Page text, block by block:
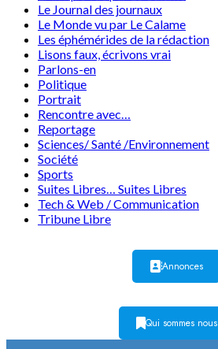
Le Journal des journaux
Le Monde vu par Le Calame
Les éphémérides de la rédaction
Lisons faux, écrivons vrai
Parlons-en
Politique
Portrait
Rencontre avec…
Reportage
Sciences/ Santé /Environnement
Société
Sports
Suites Libres… Suites Libres
Tech & Web / Communication
Tribune Libre
Annonces
Qui sommes nous